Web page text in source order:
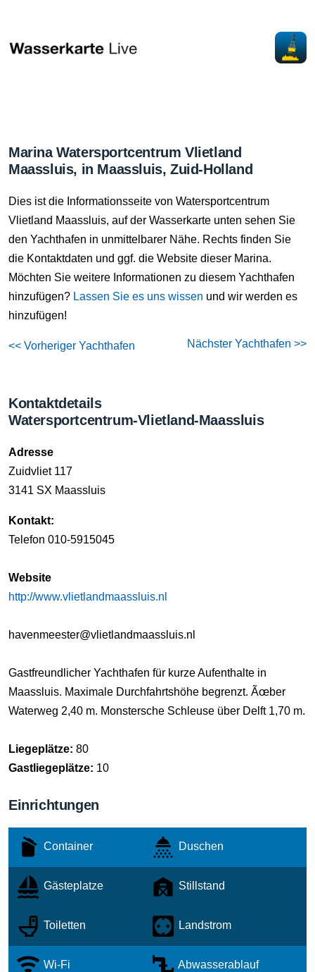
Marina Watersportcentrum Vlietland
Maassluis, in Maassluis, Zuid-Holland
Dies ist die Informationsseite von Watersportcentrum
Vlietland Maassluis, auf der Wasserkarte unten sehen Sie
den Yachthafen in unmittelbarer Nähe. Rechts finden Sie
die Kontaktdaten und ggf. die Website dieser Marina.
Möchten Sie weitere Informationen zu diesem Yachthafen
hinzufügen? Lassen Sie es uns wissen und wir werden es
hinzufügen!
<< Vorheriger Yachthafen Nächster Yachthafen >>
Kontaktdetails
Watersportcentrum-Vlietland-Maassluis
Adresse
Zuidvliet 117
3141 SX Maassluis
Kontakt:
Telefon 010-5915045
Website
http://www.vlietlandmaassluis.nl
havenmeester@vlietlandmaassluis.nl
Gastfreundlicher Yachthafen für kurze Aufenthalte in
Maassluis. Maximale Durchfahrtshöhe begrenzt. Ãœber
Waterweg 2,40 m. Monstersche Schleuse über Delft 1,70 m.
Liegeplätze: 80
Gastliegeplätze: 10
Einrichtungen
Container Duschen
Gästeplatze Stillstand
Toiletten Landstrom
Wi-Fi Abwasserablauf